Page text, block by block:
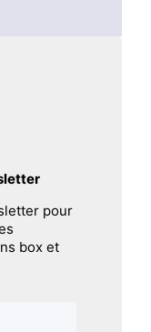
pour
box et